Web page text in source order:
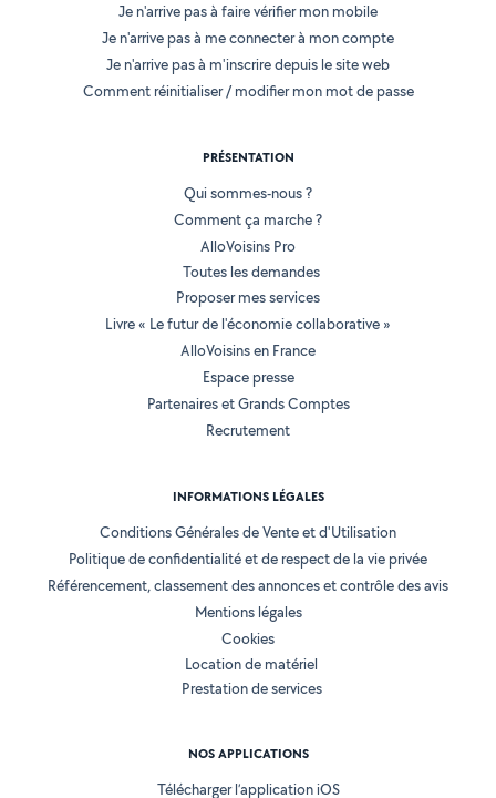
Je n'arrive pas à faire vérifier mon mobile
Je n'arrive pas à me connecter à mon compte
Je n'arrive pas à m'inscrire depuis le site web
Comment réinitialiser / modifier mon mot de passe
PRÉSENTATION
Qui sommes-nous ?
Comment ça marche ?
AlloVoisins Pro
Toutes les demandes
Proposer mes services
Livre « Le futur de l'économie collaborative »
AlloVoisins en France
Espace presse
Partenaires et Grands Comptes
Recrutement
INFORMATIONS LÉGALES
Conditions Générales de Vente et d'Utilisation
Politique de confidentialité et de respect de la vie privée
Référencement, classement des annonces et contrôle des avis
Mentions légales
Cookies
Location de matériel
Prestation de services
NOS APPLICATIONS
Télécharger l’application iOS